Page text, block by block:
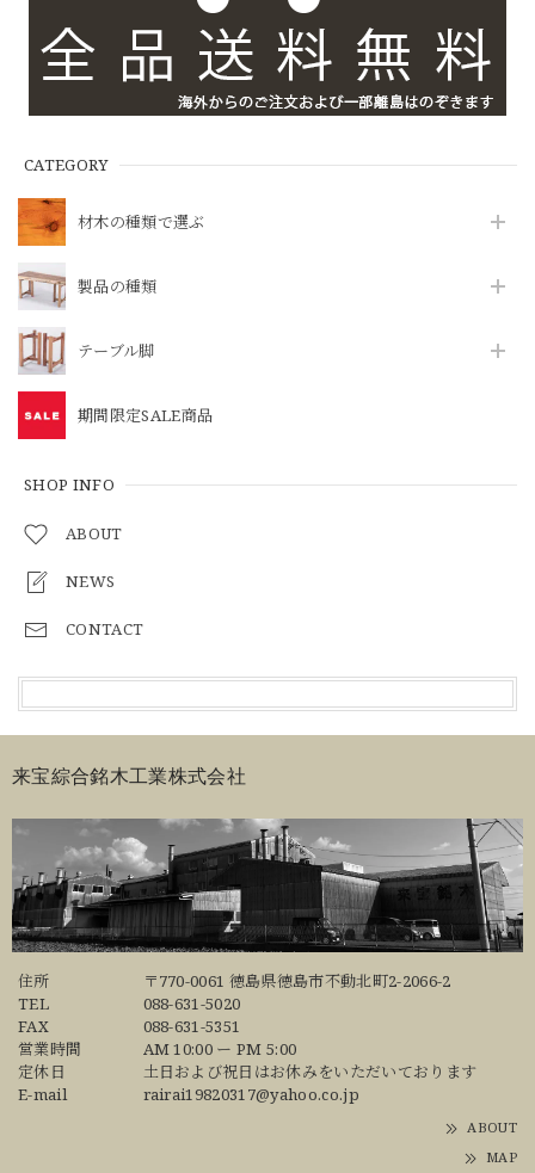
CATEGORY
材木の種類で選ぶ
製品の種類
テーブル脚
期間限定SALE商品
SHOP INFO
ABOUT
NEWS
CONTACT
来宝綜合銘木工業株式会社
住所
〒770-0061 徳島県徳島市不動北町2-2066-2
TEL
088-631-5020
FAX
088-631-5351
営業時間
AM 10:00 ー PM 5:00
定休日
土日および祝日はお休みをいただいております
E-mail
rairai19820317@yahoo.co.jp
ABOUT
MAP